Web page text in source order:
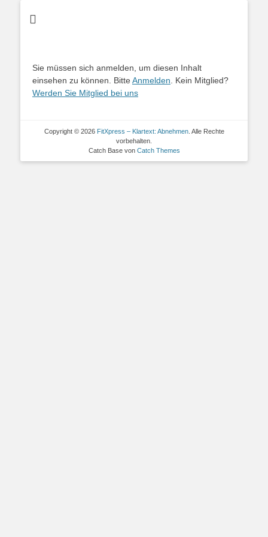
Sie müssen sich anmelden, um diesen Inhalt
einsehen zu können. Bitte Anmelden . Kein Mitglied?
Werden Sie Mitglied bei uns
Copyright © 2026 FitXpress – Klartext: Abnehmen. Alle Rechte
vorbehalten.
Catch Base von Catch Themes